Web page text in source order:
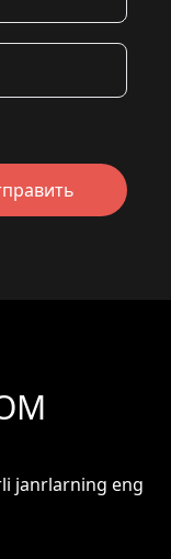
janrlarning eng